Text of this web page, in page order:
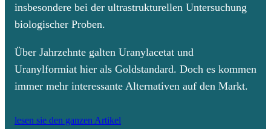
insbesondere bei der ultrastrukturellen Untersuchung
biologischer Proben.
Über Jahrzehnte galten Uranylacetat und
Uranylformiat hier als Goldstandard. Doch es kommen
immer mehr interessante Alternativen auf den Markt.
lesen sie den ganzen Artikel